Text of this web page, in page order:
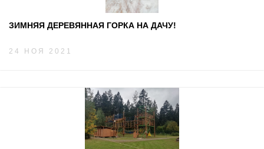
ЗИМНЯЯ ДЕРЕВЯННАЯ ГОРКА НА ДАЧУ!
24 НОЯ 2021